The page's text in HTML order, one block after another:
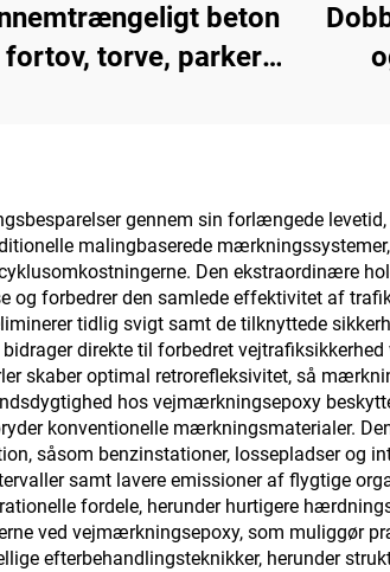
beton
torve, parker,
opbygning af
svampebyer
gennem sin forlængede
malingbaserede
Den ekstraordinære
og forbedrer den samlede effektivitet af
tidlig svigt samt de tilknyttede
direkte til forbedret
skaber optimal retrorefleksivitet, så
hos vejmærkningsepoxy
konventionelle mærkningsmaterialer.
såsom benzinstationer, lossepladser og
samt lavere emissioner af flygtige
fordele, herunder hurtigere
ved vejmærkningsepoxy, som muliggør
efterbehandlingsteknikker, herunder